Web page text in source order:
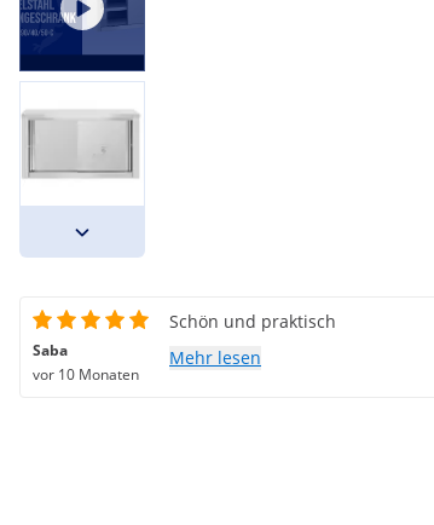
Saba
vor 10 Monaten
Schön und praktisch
Mehr lesen